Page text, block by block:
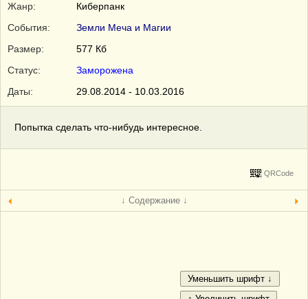
Жанр:
Киберпанк
События:
Земли Меча и Магии
Размер:
577 Кб
Статус:
Заморожена
Даты:
29.08.2014 - 10.03.2016
Попытка сделать что-нибудь интересное.
QRCode
↓ Содержание ↓